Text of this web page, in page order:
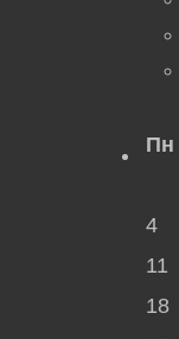
Пн
4
11
18